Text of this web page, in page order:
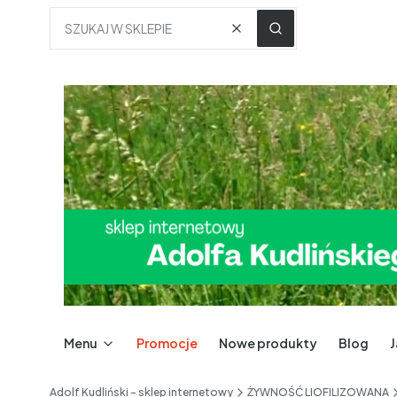
WyczyśćSZUKAJ W SKLEPIE
Menu Promocje Nowe produkty Blog
Adolf Kudliński - sklep internetowy ŻYWNOŚĆ LIOFILIZOWANA